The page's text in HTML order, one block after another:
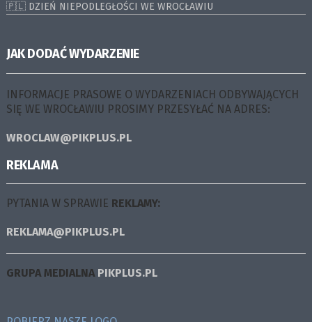
🇵🇱 DZIEŃ NIEPODLEGŁOŚCI WE WROCŁAWIU
JAK DODAĆ WYDARZENIE
INFORMACJE PRASOWE O WYDARZENIACH ODBYWAJĄCYCH
SIĘ WE WROCŁAWIU PROSIMY PRZESYŁAĆ NA ADRES:
WROCLAW@PIKPLUS.PL
REKLAMA
PYTANIA W SPRAWIE REKLAMY:
REKLAMA@PIKPLUS.PL
GRUPA MEDIALNA PIKPLUS.PL